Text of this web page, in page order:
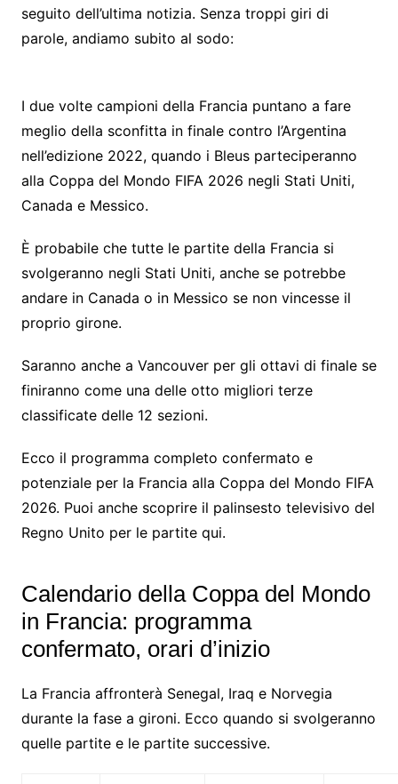
seguito dell’ultima notizia. Senza troppi giri di
parole, andiamo subito al sodo:
I due volte campioni della Francia puntano a fare
meglio della sconfitta in finale contro l’Argentina
nell’edizione 2022, quando i Bleus parteciperanno
alla Coppa del Mondo FIFA 2026 negli Stati Uniti,
Canada e Messico.
È probabile che tutte le partite della Francia si
svolgeranno negli Stati Uniti, anche se potrebbe
andare in Canada o in Messico se non vincesse il
proprio girone.
Saranno anche a Vancouver per gli ottavi di finale se
finiranno come una delle otto migliori terze
classificate delle 12 sezioni.
Ecco il programma completo confermato e
potenziale per la Francia alla Coppa del Mondo FIFA
2026. Puoi anche scoprire il palinsesto televisivo del
Regno Unito per le partite qui.
Calendario della Coppa del Mondo
in Francia: programma
confermato, orari d’inizio
La Francia affronterà Senegal, Iraq e Norvegia
durante la fase a gironi. Ecco quando si svolgeranno
quelle partite e le partite successive.